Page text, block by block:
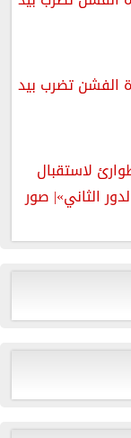
الفشن تضرب بيد
لاستقبال
الثاني»| صور